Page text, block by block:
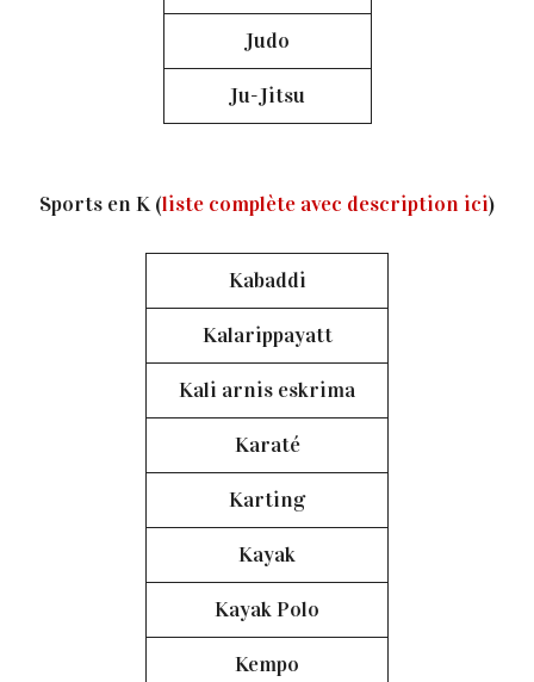
Judo
Ju-Jitsu
Sports en K (liste complète avec description ici)
Kabaddi
Kalarippayatt
Kali arnis eskrima
Karaté
Karting
Kayak
Kayak Polo
Kempo